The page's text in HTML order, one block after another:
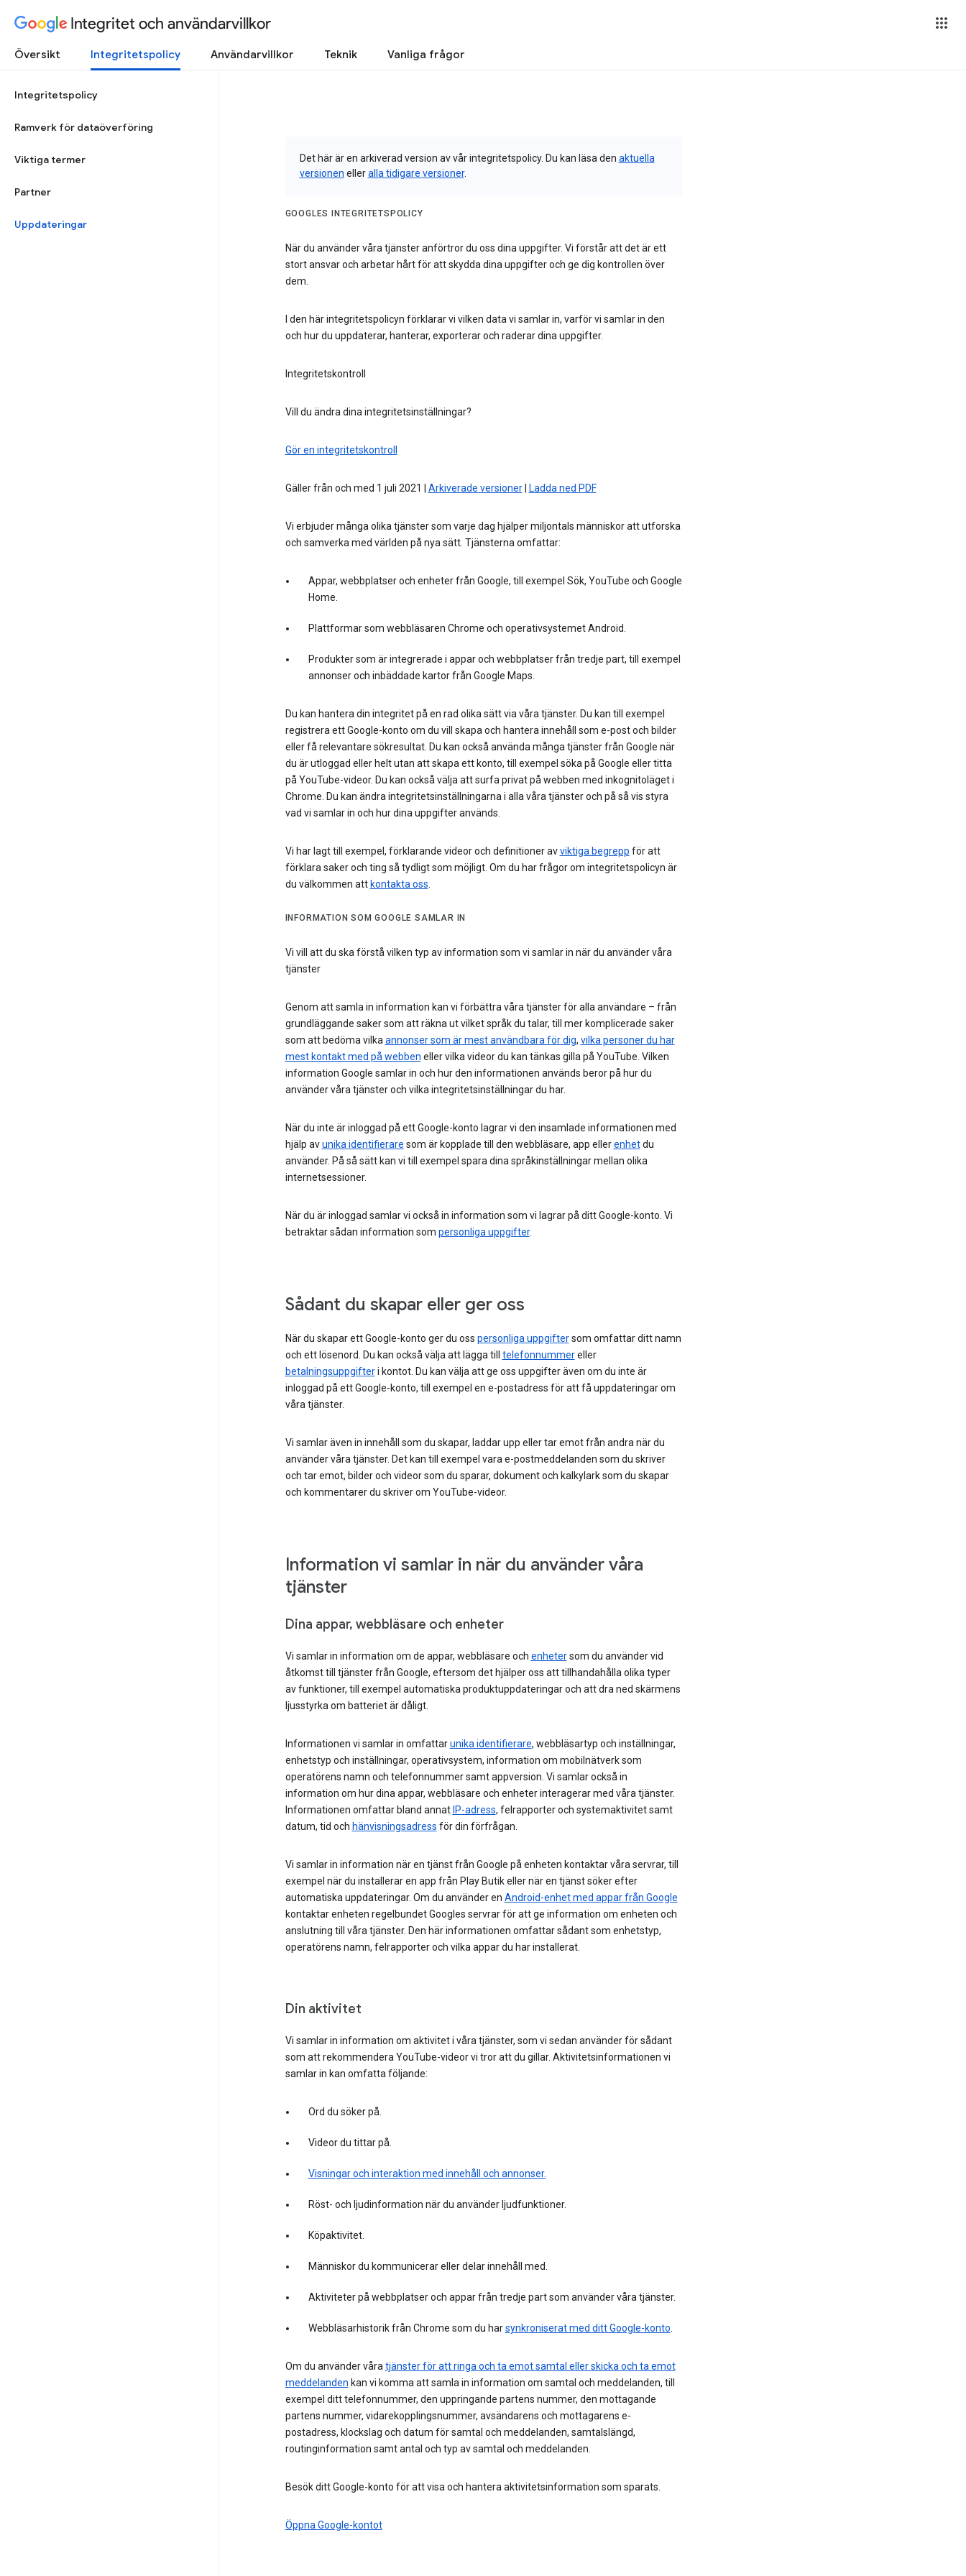
Integritet och användarvillkor
Översikt Integritetspolicy Användarvillkor Teknik Vanliga frågor
Integritetspolicy
Ramverk för dataöverföring
Viktiga termer
Partner
Uppdateringar
Det här är en arkiverad version av vår integritetspolicy. Du kan läsa den aktuella
versionen elleralla tidigare versioner.
GOOGLES INTEGRITETSPOLICY
När du använder våra tjänster anförtror du oss dina uppgifter. Vi förstår att det är ett
stort ansvar och arbetar hårt för att skydda dina uppgifter och ge dig kontrollen över
dem.
I den här integritetspolicyn förklarar vi vilken data vi samlar in, varför vi samlar in den
och hur du uppdaterar, hanterar, exporterar och raderar dina uppgifter.
Integritetskontroll
Vill du ändra dina integritetsinställningar?
Gör en integritetskontroll
Gäller från och med 1 juli 2021 | Arkiverade versioner| Ladda ned PDF
Vi erbjuder många olika tjänster som varje dag hjälper miljontals människor att utforska
och samverka med världen på nya sätt. Tjänsterna omfattar:
Appar, webbplatser och enheter från Google, till exempel Sök, YouTube och Google
Home.
Plattformar som webbläsaren Chrome och operativsystemet Android.
Produkter som är integrerade i appar och webbplatser från tredje part, till exempel
annonser och inbäddade kartor från Google Maps.
Du kan hantera din integritet på en rad olika sätt via våra tjänster. Du kan till exempel
registrera ett Google-konto om du vill skapa och hantera innehåll som e-post och bilder
eller få relevantare sökresultat. Du kan också använda många tjänster från Google när
du är utloggad eller helt utan att skapa ett konto, till exempel söka på Google eller titta
på YouTube-videor. Du kan också välja att surfa privat på webben med inkognitoläget i
Chrome. Du kan ändra integritetsinställningarna i alla våra tjänster och på så vis styra
vad vi samlar in och hur dina uppgifter används.
Vi har lagt till exempel, förklarande videor och definitioner avviktiga begrepp för att
förklara saker och ting så tydligt som möjligt. Om du har frågor om integritetspolicyn är
du välkommen att kontakta oss.
INFORMATION SOM GOOGLE SAMLAR IN
Vi vill att du ska förstå vilken typ av information som vi samlar in när du använder våra
tjänster
Genom att samla in information kan vi förbättra våra tjänster för alla användare – från
grundläggande saker som att räkna ut vilket språk du talar, till mer komplicerade saker
som att bedöma vilkaannonser som är mest användbara för dig, vilka personer du har
mest kontakt med på webben eller vilka videor du kan tänkas gilla på YouTube. Vilken
information Google samlar in och hur den informationen används beror på hur du
använder våra tjänster och vilka integritetsinställningar du har.
När du inte är inloggad på ett Google-konto lagrar vi den insamlade informationen med
hjälp avunika identifierare som är kopplade till den webbläsare, app ellerenhetdu
använder. På så sätt kan vi till exempel spara dina språkinställningar mellan olika
internetsessioner.
När du är inloggad samlar vi också in information som vi lagrar på ditt Google-konto. Vi
betraktar sådan information som personliga uppgifter.
Sådant du skapar eller ger oss
När du skapar ett Google-konto ger du oss personliga uppgiftersom omfattar ditt namn
och ett lösenord. Du kan också välja att lägga till telefonnummereller
betalningsuppgifteri kontot. Du kan välja att ge oss uppgifter även om du inte är
inloggad på ett Google-konto, till exempel en e-postadress för att få uppdateringar om
våra tjänster.
Vi samlar även in innehåll som du skapar, laddar upp eller tar emot från andra när du
använder våra tjänster. Det kan till exempel vara e-postmeddelanden som du skriver
och tar emot, bilder och videor som du sparar, dokument och kalkylark som du skapar
och kommentarer du skriver om YouTube-videor.
Information vi samlar in när du använder våra
tjänster
Dina appar, webbläsare och enheter
Vi samlar in information om de appar, webbläsare och enhetersom du använder vid
åtkomst till tjänster från Google, eftersom det hjälper oss att tillhandahålla olika typer
av funktioner, till exempel automatiska produktuppdateringar och att dra ned skärmens
ljusstyrka om batteriet är dåligt.
Informationen vi samlar in omfattarunika identifierare, webbläsartyp och inställningar,
enhetstyp och inställningar, operativsystem, information om mobilnätverk som
operatörens namn och telefonnummer samt appversion. Vi samlar också in
information om hur dina appar, webbläsare och enheter interagerar med våra tjänster.
Informationen omfattar bland annat IP-adress, felrapporter och systemaktivitet samt
datum, tid och hänvisningsadress för din förfrågan.
Vi samlar in information när en tjänst från Google på enheten kontaktar våra servrar, till
exempel när du installerar en app från Play Butik eller när en tjänst söker efter
automatiska uppdateringar. Om du använder en Android-enhet med appar från Google
kontaktar enheten regelbundet Googles servrar för att ge information om enheten och
anslutning till våra tjänster. Den här informationen omfattar sådant som enhetstyp,
operatörens namn, felrapporter och vilka appar du har installerat.
Din aktivitet
Vi samlar in information om aktivitet i våra tjänster, som vi sedan använder för sådant
som att rekommendera YouTube-videor vi tror att du gillar. Aktivitetsinformationen vi
samlar in kan omfatta följande:
Ord du söker på.
Videor du tittar på.
Visningar och interaktion med innehåll och annonser.
Röst- och ljudinformation när du använder ljudfunktioner.
Köpaktivitet.
Människor du kommunicerar eller delar innehåll med.
Aktiviteter på webbplatser och appar från tredje part som använder våra tjänster.
Webbläsarhistorik från Chrome som du harsynkroniserat med ditt Google-konto.
Om du använder våratjänster för att ringa och ta emot samtal eller skicka och ta emot
meddelanden kan vi komma att samla in information om samtal och meddelanden, till
exempel ditt telefonnummer, den uppringande partens nummer, den mottagande
partens nummer, vidarekopplingsnummer, avsändarens och mottagarens e-
postadress, klockslag och datum för samtal och meddelanden, samtalslängd,
routinginformation samt antal och typ av samtal och meddelanden.
Besök ditt Google-konto för att visa och hantera aktivitetsinformation som sparats.
Öppna Google-kontot